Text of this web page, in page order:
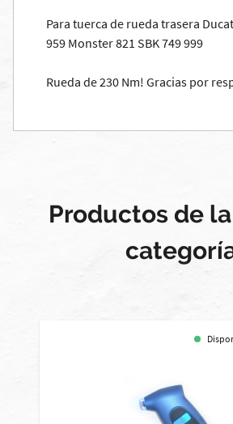
Para tuerca de rueda trasera
959 Monster 821 SBK 749 999
Rueda de 230 Nm! Gracias por
Productos de